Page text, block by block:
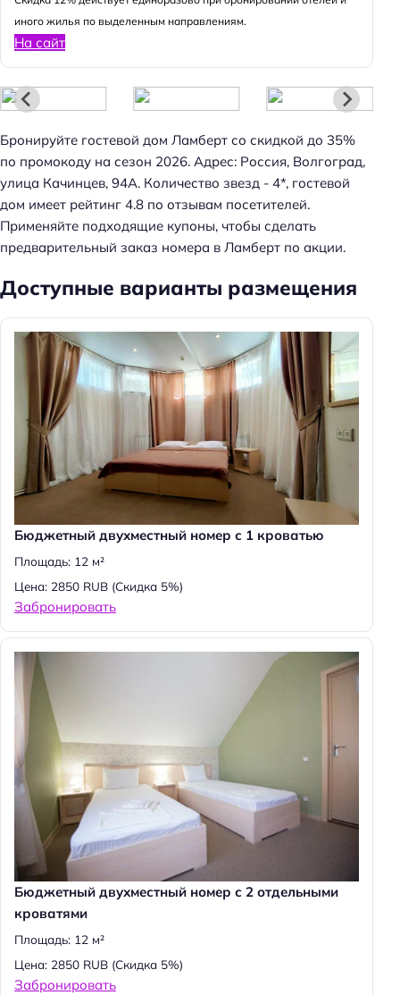
иного жилья по выделенным направлениям.
На сайт
Бронируйте гостевой дом Ламберт со скидкой до 35%
по промокоду на сезон 2026. Адрес: Россия, Волгоград,
улица Качинцев, 94А. Количество звезд - 4*, гостевой
дом имеет рейтинг 4.8 по отзывам посетителей.
Применяйте подходящие купоны, чтобы сделать
предварительный заказ номера в Ламберт по акции.
Доступные варианты размещения
Бюджетный двухместный номер с 1 кроватью
Площадь: 12 м²
Цена: 2850 RUB (Скидка 5%)
Забронировать
Бюджетный двухместный номер с 2 отдельными
кроватями
Площадь: 12 м²
Цена: 2850 RUB (Скидка 5%)
Забронировать